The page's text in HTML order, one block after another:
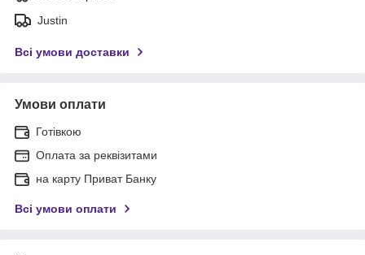
Justin
Всі умови доставки
Умови оплати
Готівкою
Оплата за реквізитами
на карту Приват Банку
Всі умови оплати